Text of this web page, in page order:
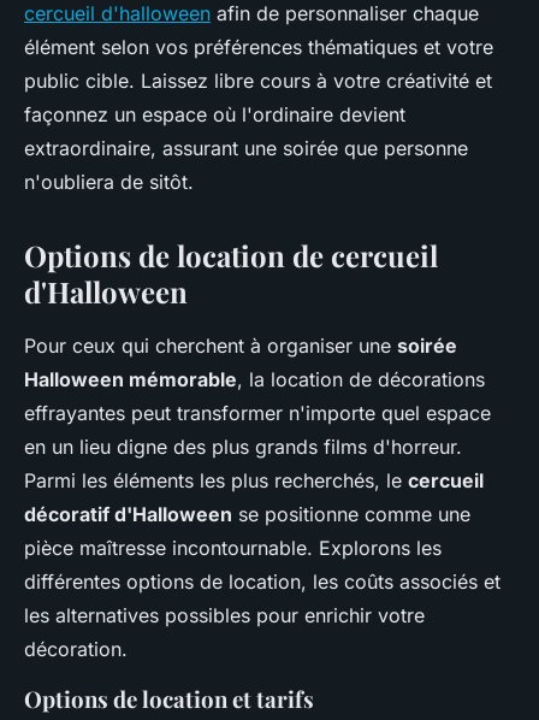
cercueil d'halloween afin de personnaliser chaque
élément selon vos préférences thématiques et votre
public cible. Laissez libre cours à votre créativité et
façonnez un espace où l'ordinaire devient
extraordinaire, assurant une soirée que personne
n'oubliera de sitôt.
Options de location de cercueil
d'Halloween
Pour ceux qui cherchent à organiser une soirée
Halloween mémorable, la location de décorations
effrayantes peut transformer n'importe quel espace
en un lieu digne des plus grands films d'horreur.
Parmi les éléments les plus recherchés, le cercueil
décoratif d'Halloween se positionne comme une
pièce maîtresse incontournable. Explorons les
différentes options de location, les coûts associés et
les alternatives possibles pour enrichir votre
décoration.
Options de location et tarifs